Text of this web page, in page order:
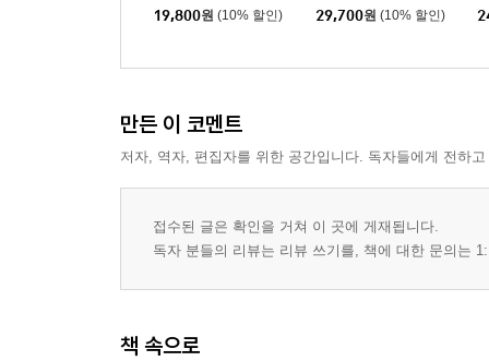
19,800원 (10% 할인) 29,700원 (10% 할인)
만든 이 코멘트
저자, 역자, 편집자를 위한 공간입니다. 독자들에게 전하
접수된 글은 확인을 거쳐 이 곳에 게재됩니다.
독자 분들의 리뷰는 리뷰 쓰기를, 책에 대한 문의는
책 속으로